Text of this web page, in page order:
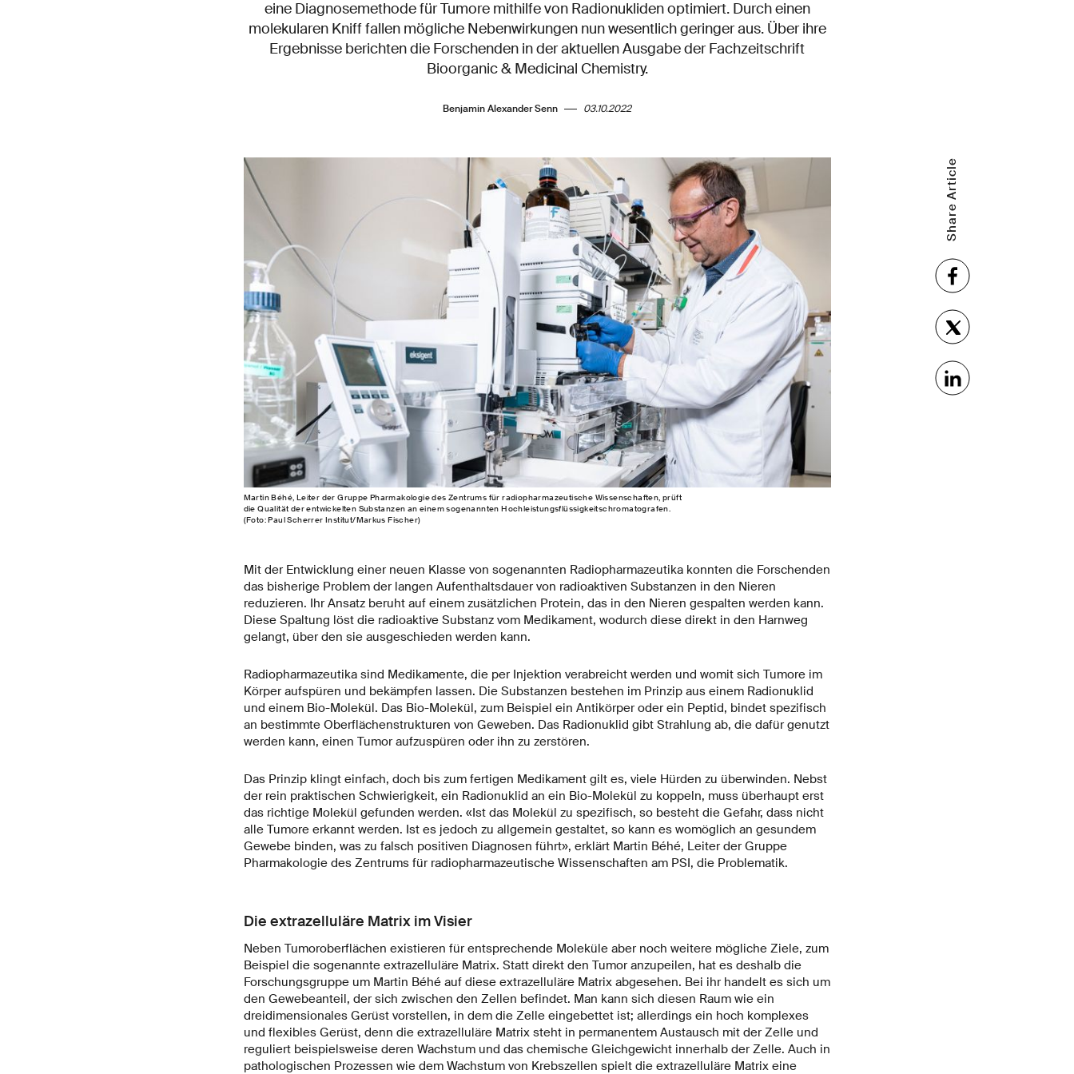
eine Diagnosemethode für Tumore mithilfe von Radionukliden optimiert. Durch einen
molekularen Kniff fallen mögliche Nebenwirkungen nun wesentlich geringer aus. Über ihre
Ergebnisse berichten die Forschenden in der aktuellen Ausgabe der Fachzeitschrift
Bioorganic & Medicinal Chemistry.
Benjamin Alexander Senn 03.10.2022
Martin Béhé, Leiter der Gruppe Pharmakologie des Zentrums für radiopharmazeutische Wissenschaften, prüft
die Qualität der entwickelten Substanzen an einem sogenannten Hochleistungsflüssigkeitschromatografen.
(Foto: Paul Scherrer Institut/Markus Fischer)
Share Article
Mit der Entwicklung einer neuen Klasse von sogenannten Radiopharmazeutika konnten die Forschenden
das bisherige Problem der langen Aufenthaltsdauer von radioaktiven Substanzen in den Nieren
reduzieren. Ihr Ansatz beruht auf einem zusätzlichen Protein, das in den Nieren gespalten werden kann.
Diese Spaltung löst die radioaktive Substanz vom Medikament, wodurch diese direkt in den Harnweg
gelangt, über den sie ausgeschieden werden kann.
Radiopharmazeutika sind Medikamente, die per Injektion verabreicht werden und womit sich Tumore im
Körper aufspüren und bekämpfen lassen. Die Substanzen bestehen im Prinzip aus einem Radionuklid
und einem Bio-Molekül. Das Bio-Molekül, zum Beispiel ein Antikörper oder ein Peptid, bindet spezifisch
an bestimmte Oberflächenstrukturen von Geweben. Das Radionuklid gibt Strahlung ab, die dafür genutzt
werden kann, einen Tumor aufzuspüren oder ihn zu zerstören.
Das Prinzip klingt einfach, doch bis zum fertigen Medikament gilt es, viele Hürden zu überwinden. Nebst
der rein praktischen Schwierigkeit, ein Radionuklid an ein Bio-Molekül zu koppeln, muss überhaupt erst
das richtige Molekül gefunden werden. «Ist das Molekül zu spezifisch, so besteht die Gefahr, dass nicht
alle Tumore erkannt werden. Ist es jedoch zu allgemein gestaltet, so kann es womöglich an gesundem
Gewebe binden, was zu falsch positiven Diagnosen führt», erklärt Martin Béhé, Leiter der Gruppe
Pharmakologie des Zentrums für radiopharmazeutische Wissenschaften am PSI, die Problematik.
Die extrazelluläre Matrix im Visier
Neben Tumoroberflächen existieren für entsprechende Moleküle aber noch weitere mögliche Ziele, zum
Beispiel die sogenannte extrazelluläre Matrix. Statt direkt den Tumor anzupeilen, hat es deshalb die
Forschungsgruppe um Martin Béhé auf diese extrazelluläre Matrix abgesehen. Bei ihr handelt es sich um
den Gewebeanteil, der sich zwischen den Zellen befindet. Man kann sich diesen Raum wie ein
dreidimensionales Gerüst vorstellen, in dem die Zelle eingebettet ist; allerdings ein hoch komplexes
und flexibles Gerüst, denn die extrazelluläre Matrix steht in permanentem Austausch mit der Zelle und
reguliert beispielsweise deren Wachstum und das chemische Gleichgewicht innerhalb der Zelle. Auch in
pathologischen Prozessen wie dem Wachstum von Krebszellen spielt die extrazelluläre Matrix eine